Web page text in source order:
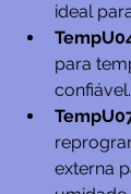
ideal
para
confiável.
externa